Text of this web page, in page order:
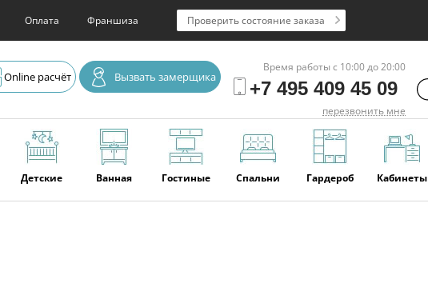
Оплата Франшиза Проверить состояние заказа
Online расчёт Вызвать замерщика
Время работы с 10:00 до 20:00
+7 495 409 45 09
перезвонить мне
Детские Ванная Гостиные Спальни Гардероб Кабинеты